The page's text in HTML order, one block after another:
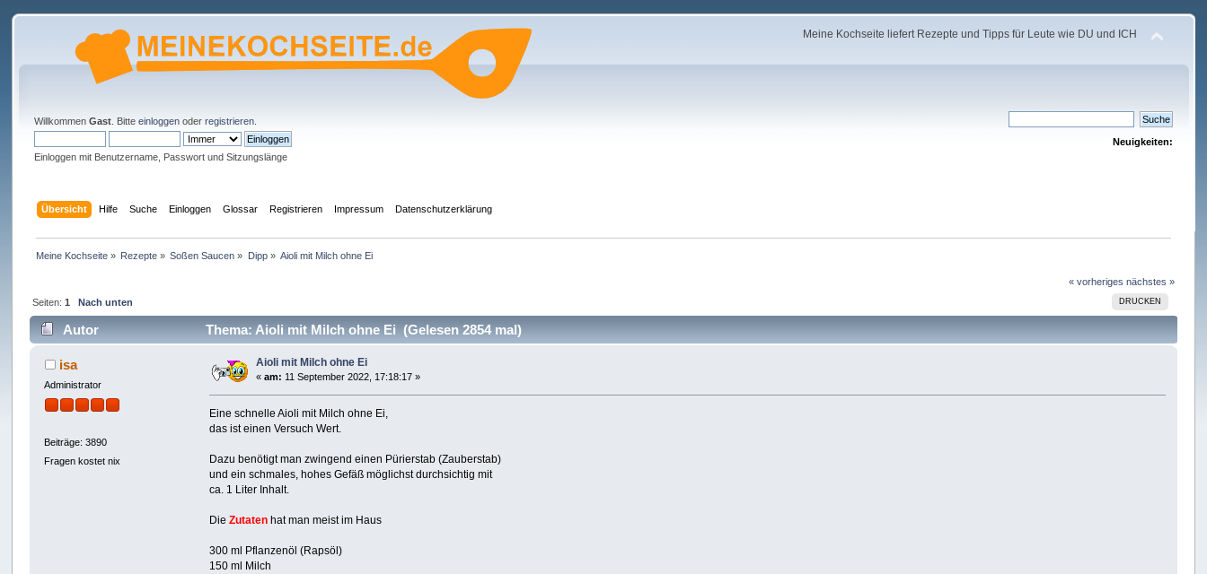
Meine Kochseite liefert Rezepte und Tipps für Leute wie DU und ICH
WillkommenGast . Bitteeinloggen oderregistrieren
Einloggen mit Benutzername, Passwort und Sitzungslänge
Neuigkeiten:
Übersicht Hilfe Suche Einloggen Glossar Registrieren Impressum Datenschutzerklärung
Meine Kochseite» Rezepte » Soßen Saucen » Dipp» Aioli mit Milch ohne Ei
« vorheriges nächstes »
DRUCKEN
Seiten: 1 Nach unten
Autor Thema: Aioli mit Milch ohne Ei (Gelesen 2854 mal)
isa
Administrator
Beiträge: 3890
Fragen kostet nix
Aioli mit Milch ohne Ei
«am: 11 September 2022, 17:18:17 »
Eine schnelle Aioli mit Milch ohne Ei,
das ist einen Versuch Wert.
Dazu benötigt man zwingend einen Pürierstab (Zauberstab)
und ein schmales, hohes Gefäß möglichst durchsichtig mit
ca. 1 Liter Inhalt.
DieZutaten hat man meist im Haus
300 ml Pflanzenöl (Rapsöl)
150 ml Milch